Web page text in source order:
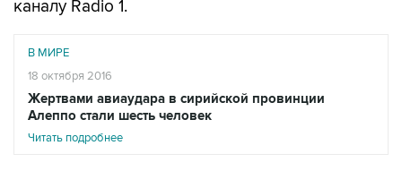
каналу Radio 1.
В МИРЕ
18 октября 2016
Жертвами авиаудара в сирийской провинции
Алеппо стали шесть человек
Читать подробнее